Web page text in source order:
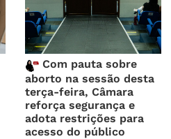
Com pauta sobre
aborto na sessão desta
terça-feira, Câmara
reforça segurança e
adota restrições para
acesso do público